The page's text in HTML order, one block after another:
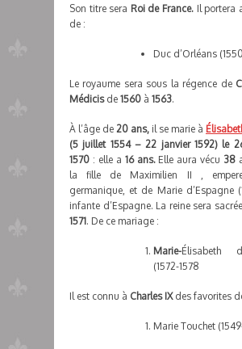
Son titre sera Roi de France.Il portera
de :
Duc d’Orléans
Le royaume sera sous la régence de
Médicisde 1560à 1563.
À l’âge de 20 ans, il se marie à
(5 juillet 1554 – 22 janvier 1592) le
1570 : elle a 16 ans. Elle aura vécu 38
la fille de Maximilien II ,
germanique, et de Marie d’Espagne
infante d’Espagne. La reine sera sacrée
1571. De ce mariage :
Marie-Élisabeth
(1572-1578
Il est connu à Charles IXdes favorites
Marie Touchet